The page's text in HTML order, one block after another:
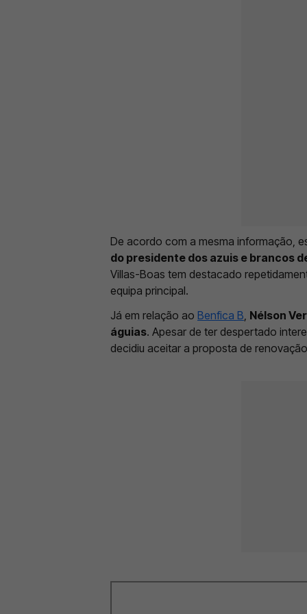
De acordo com a mesma informação,
do presidente dos azuis e brancos
Villas-Boas tem destacado
equipa principal.
Já em relação ao Benfica B, Nélson
águias. Apesar de ter despertado
decidiu aceitar a proposta de